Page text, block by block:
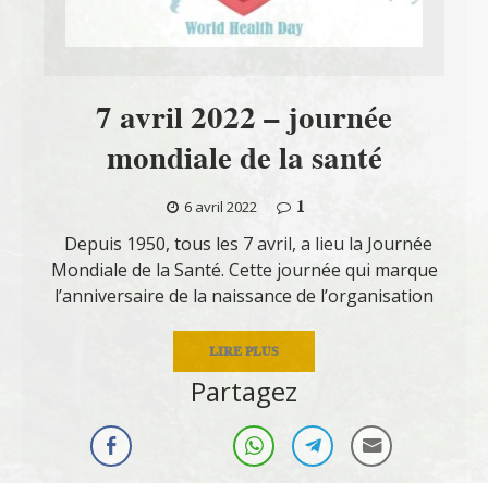
7 avril 2022 – journée
mondiale de la santé
6 avril 2022
1
Depuis 1950, tous les 7 avril, a lieu la Journée
Mondiale de la Santé. Cette journée qui marque
l’anniversaire de la naissance de l’organisation
LIRE PLUS
Partagez